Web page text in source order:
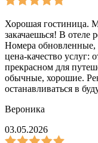
Хорошая гостиница.
закачаешься! В отеле
Номера обновленные,
цена-качество услуг:
прекрасном для
обычные, хорошие.
останавливаться в
Вероника
03.05.2026